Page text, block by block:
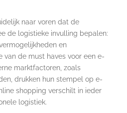
naar voren dat de
de logistieke invulling bepalen:
en
van de must haves voor een e-
marktfactoren, zoals
drukken hun stempel op e-
shopping verschilt in ieder
logistiek.